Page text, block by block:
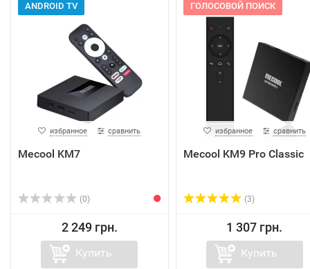
ANDROID TV
избранное сравнить
Mecool KM7
(0)
2 249 грн.
Купить
ГОЛОСОВОЙ ПОИСК
избранное сравнить
Mecool KM9 Pro Classic
(3)
1 307 грн.
Купить